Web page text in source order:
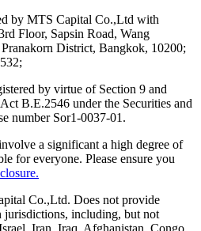
by MTS Capital Co.,Ltd with
Floor, Sapsin Road, Wang
District, Bangkok, 10200;
by virtue of Section 9 and
B.E.2546 under the Securities and
number Sor1-0037-01.
a significant a high degree of
for everyone. Please ensure you
Co.,Ltd. Does not provide
jurisdictions, including, but not
Iran, Iraq, Afghanistan, Congo,